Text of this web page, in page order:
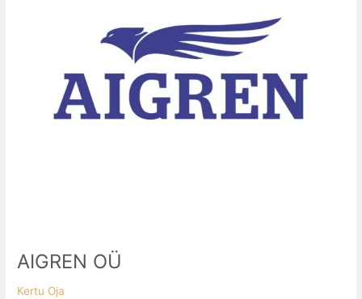
AIGREN OÜ
Kertu Oja